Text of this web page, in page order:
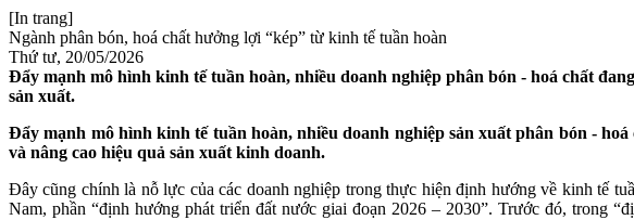
[In trang]
Ngành phân bón, hoá chất hưởng lợi “kép” từ kinh tế tuần hoàn
Thứ tư, 20/05/2026
Đẩy mạnh mô hình kinh tế tuần hoàn, nhiều doanh nghiệp phân bón - hoá chất
sản xuất.
Đẩy mạnh mô hình kinh tế tuần hoàn, nhiều doanh nghiệp sản xuất phân bón -
và nâng cao hiệu quả sản xuất kinh doanh.
Đây cũng chính là nỗ lực của các doanh nghiệp trong thực hiện định hướng về kinh tế
Nam, phần “định hướng phát triển đất nước giai đoạn 2026 – 2030”. Trước đó, trong